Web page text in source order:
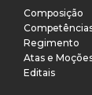
Composição
Regimento
Atas e
Editais